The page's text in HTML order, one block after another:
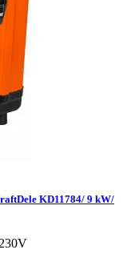
KD11784/ 9 kW/